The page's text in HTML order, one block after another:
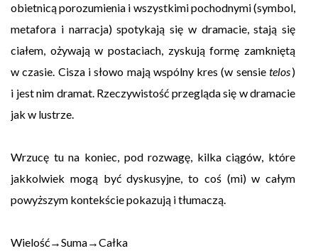
obietnicą porozumienia i wszystkimi pochodnymi (symbol,
metafora i narracja) spotykają się w dramacie, stają się
ciałem, ożywają w postaciach, zyskują formę zamkniętą
w czasie. Cisza i słowo mają wspólny kres (w sensie telos)
i jest nim dramat. Rzeczywistość przegląda się w dramacie
jak w lustrze.
Wrzucę tu na koniec, pod rozwagę, kilka ciągów, które
jakkolwiek mogą być dyskusyjne, to coś (mi) w całym
powyższym kontekście pokazują i tłumaczą.
Wielość→Suma→Całka